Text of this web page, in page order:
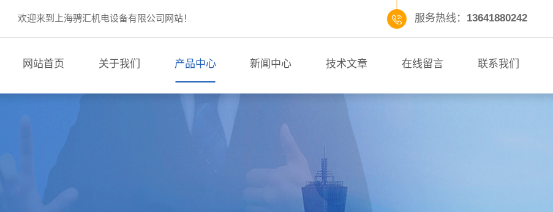
欢迎来到上海骋汇机电设备有限公司网站！ 服务热线： 13641880242
网站首页 关于我们 产品中心 新闻中心 技术文章 在线留言 联系我们